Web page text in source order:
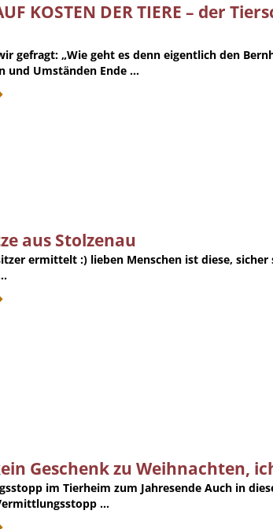
KOSTEN DER TIERE – der
gefragt: „Wie geht es denn eigentlich den
und Umständen Ende ...
aus Stolzenau
ermittelt :) lieben Menschen ist diese,
Geschenk zu Weihnachten,
im Tierheim zum Jahresende Auch in
...